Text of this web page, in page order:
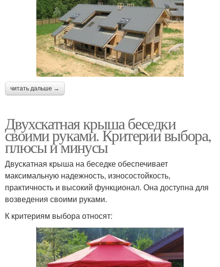
читать дальше →
Двухскатная крыша беседки
своими руками. Критерии выбора,
плюсы и минусы
Двускатная крыша на беседке обеспечивает
максимальную надежность, износостойкость,
практичность и высокий функционал. Она доступна для
возведения своими руками.
К критериям выбора относят: